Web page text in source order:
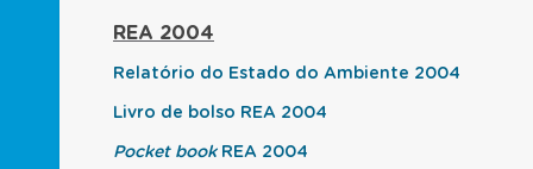
REA 2004
Relatório do Estado do Ambiente 2004
Livro de bolso REA 2004
Pocket book REA 2004